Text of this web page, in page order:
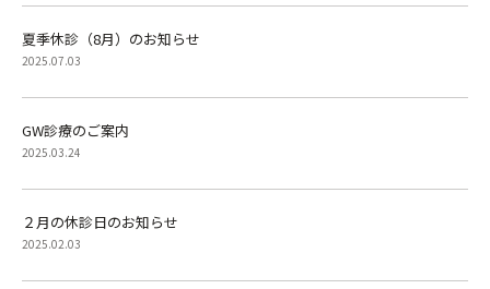
夏季休診（8月）のお知らせ
2025.07.03
GW診療のご案内
2025.03.24
２月の休診日のお知らせ
2025.02.03